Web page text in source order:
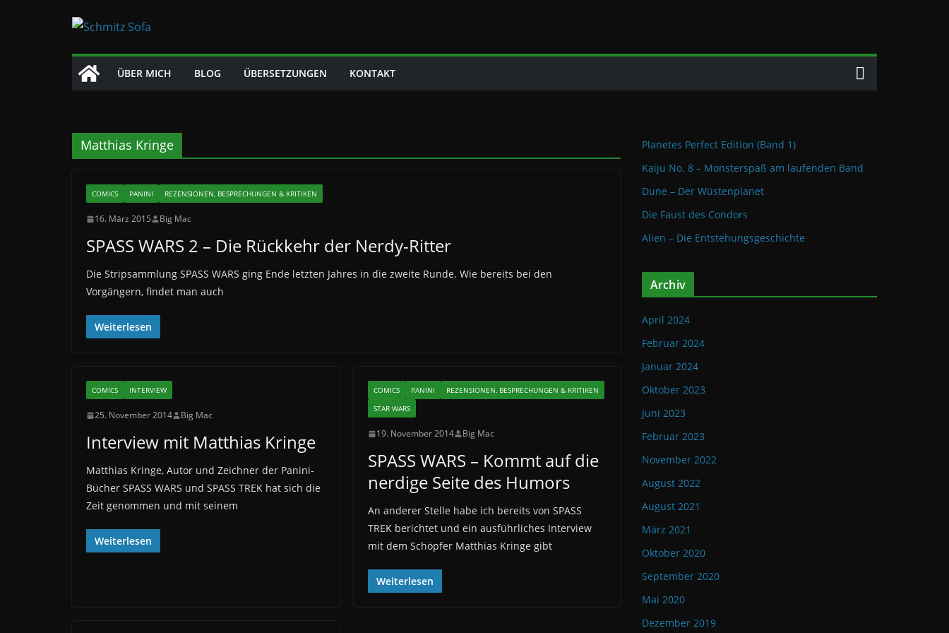
ÜBER MICH BLOG ÜBERSETZUNGEN KONTAKT
Matthias Kringe
COMICS PANINI REZENSIONEN, BESPRECHUNGEN & KRITIKEN
16. März 2015 Big Mac
SPASS WARS 2 – Die Rückkehr der Nerdy-Ritter
Die Stripsammlung SPASS WARS ging Ende letzten Jahres in die zweite Runde. Wie bereits bei den
Vorgängern, findet man auch
Weiterlesen
COMICS INTERVIEW
25. November 2014 Big Mac
Interview mit Matthias Kringe
Matthias Kringe, Autor und Zeichner der Panini-
Bücher SPASS WARS und SPASS TREK hat sich die
Zeit genommen und mit seinem
Weiterlesen
COMICS PANINI
REZENSIONEN, BESPRECHUNGEN & KRITIKEN
STAR WARS
19. November 2014 Big Mac
SPASS WARS – Kommt auf die
nerdige Seite des Humors
An anderer Stelle habe ich bereits von SPASS
TREK berichtet und ein ausführliches Interview
mit dem Schöpfer Matthias Kringe gibt
Weiterlesen
Planetes Perfect Edition (Band 1)
Kaiju No. 8 – Monsterspaß am laufenden Band
Dune – Der Wüstenplanet
Die Faust des Condors
Alien – Die Entstehungsgeschichte
Archiv
April 2024
Februar 2024
Januar 2024
Oktober 2023
Juni 2023
Februar 2023
November 2022
August 2022
August 2021
März 2021
Oktober 2020
September 2020
Mai 2020
Dezember 2019